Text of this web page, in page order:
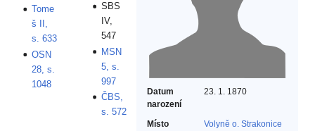
Datum
narození
23. 1. 1870
Místo
Volyně o. Strakonice
Tome
š II,
s. 633
OSN
28, s.
1048
SBS
IV,
547
MSN
5, s.
997
ČBS,
s. 572